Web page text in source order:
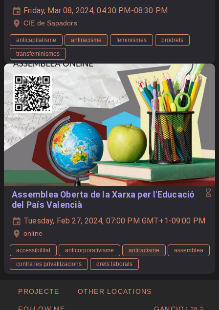
Friday, Mar 08, 2024, 04:30 PM-08:30 PM
CIE de Sapadors
anticapitalisme antiracisme feminismes
prodrets
transfeminismes
Assemblea Oberta de la Xarxa per l'Educació
del País Valencià
Tuesday, Feb 27, 2024, 07:00 PM GMT+1-09:00 PM
online
accessibilitat anticorporativisme antiracisme
assemblea
contra les privatitzacions
drets laborals
PROJECTE OTHER LOCATIONS